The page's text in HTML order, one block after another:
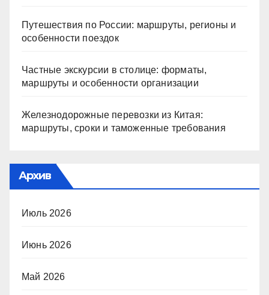
Путешествия по России: маршруты, регионы и
особенности поездок
Частные экскурсии в столице: форматы,
маршруты и особенности организации
Железнодорожные перевозки из Китая:
маршруты, сроки и таможенные требования
Архив
Июль 2026
Июнь 2026
Май 2026